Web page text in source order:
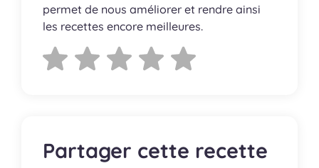
permet de nous améliorer et rendre ainsi
les recettes encore meilleures.
Partager cette recette